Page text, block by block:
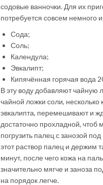
содовые ванночки. Для их
потребуется совсем немного
Сода;
Соль;
Календула;
Эвкалипт;
Кипячённая горячая вода
В эту воду добавляют чайную
чайной ложки соли, несколько
эвкалипта, перемешивают и
достаточно прохладной, чтоб
погрузить палец с занозой
этот раствор палец и держим
минут, после чего кожа на
значительно мягче и заноза
на порядок легче.